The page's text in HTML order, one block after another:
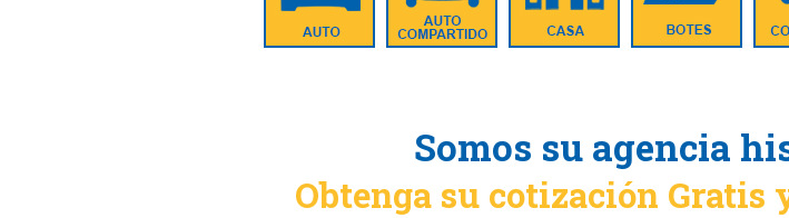
Somos su agencia
Obtenga su cotización